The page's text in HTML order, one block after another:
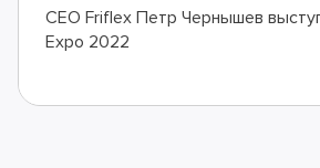
CEO Friflex Петр Чернышев
Expo 2022